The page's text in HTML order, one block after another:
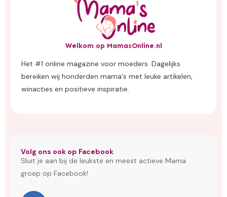
Welkom op MamasOnline.nl
Het #1 online magazine voor moeders. Dagelijks
bereiken wij honderden mama's met leuke artikelen,
winacties en positieve inspiratie.
Volg ons ook op Facebook
Sluit je aan bij de leukste en meest actieve Mama
groep op Facebook!